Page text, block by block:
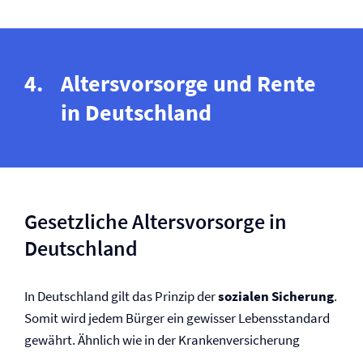
Altersvorsorge und Rente
in Deutschland
Gesetzliche Altersvorsorge in
Deutschland
In Deutschland gilt das Prinzip dersozialen Sicherung.
Somit wird jedem Bürger ein gewisser Lebensstandard
gewährt. Ähnlich wie in der Kranken­versicherung